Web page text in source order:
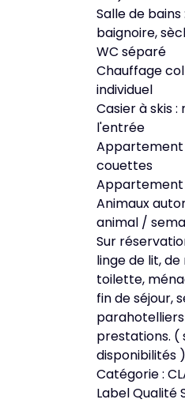
Salle de bains
baignoire,
WC séparé
Chauffage
individuel
Casier à skis :
l'entrée
Appartement
couettes
Animaux
animal /
Sur
linge de lit, de
toilette,
fin de séjour,
prestations. (
disponibilités )
Catégorie :
Label Qualité